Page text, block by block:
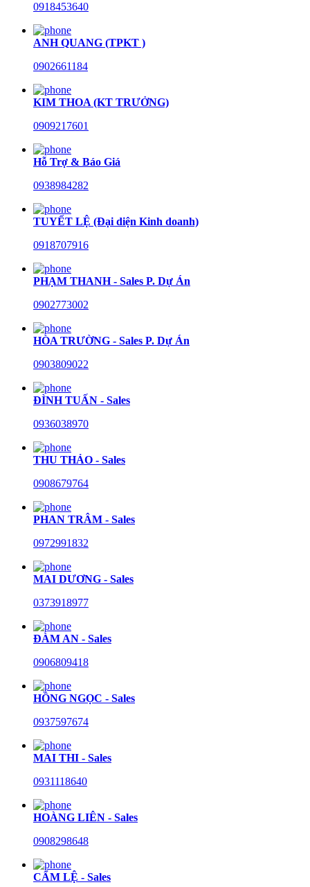
0918453640
ANH QUANG (TPKT )
0902661184
KIM THOA (KT TRƯỞNG)
0909217601
Hỗ Trợ & Báo Giá
0938984282
TUYẾT LỆ (Đại diện Kinh doanh)
0918707916
PHẠM THANH - Sales P. Dự Án
0902773002
HÒA TRƯỜNG - Sales P. Dự Án
0903809022
ĐÌNH TUẤN - Sales
0936038970
THU THẢO - Sales
0908679764
PHAN TRÂM - Sales
0972991832
MAI DƯƠNG - Sales
0373918977
ĐÀM AN - Sales
0906809418
HỒNG NGỌC - Sales
0937597674
MAI THI - Sales
0931118640
HOÀNG LIÊN - Sales
0908298648
CẨM LỆ - Sales